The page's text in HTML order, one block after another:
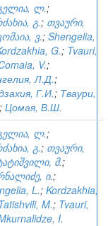
ლ.;
გ.; თვაური,
ვ.; Shengelia,
G.; Tvauri,
V.;
Л.Д.;
Г.И.; Тваури,
; Цомая, В.Ш.
ლ.;
გ.; თვაური,
მ.;
ი.;
L.; Kordzakhia,
M.; Tvauri,
I.